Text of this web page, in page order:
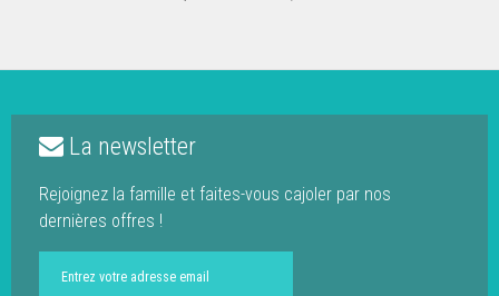
La newsletter
Rejoignez la famille et faites-vous cajoler par nos
dernières offres !